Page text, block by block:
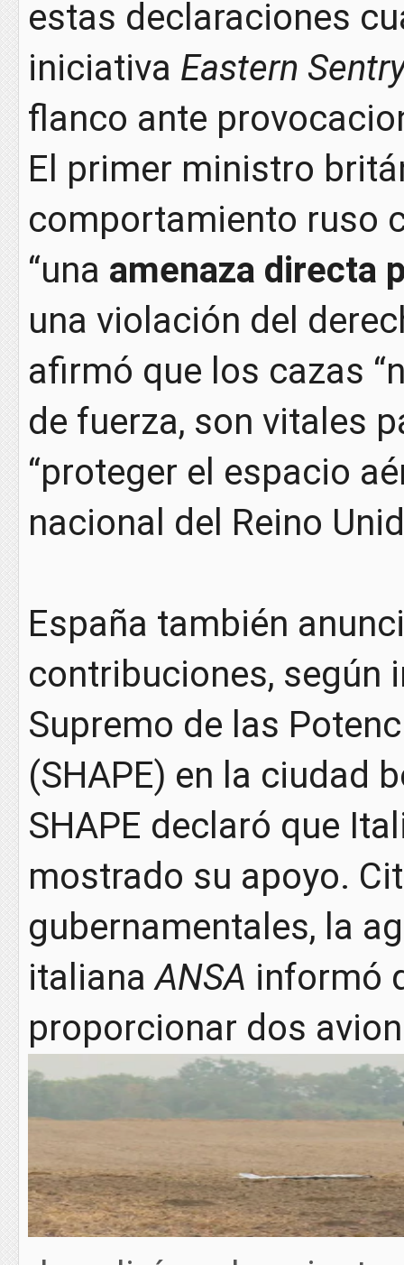
estas declaraciones
iniciativa Eastern
flanco ante
El primer ministro
comportamiento ruso
“una amenaza directa
una violación del
afirmó que los cazas
de fuerza, son vitales
“proteger el espacio
nacional del Reino
España también
contribuciones, según
Supremo de las
(SHAPE) en la ciudad
SHAPE declaró que
mostrado su apoyo.
gubernamentales, la
italianaANSA informó
proporcionar dos